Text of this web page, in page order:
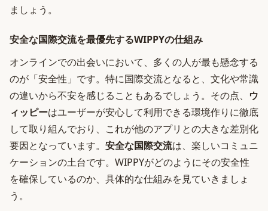
ましょう。
安全な国際交流を最優先するWIPPYの仕組み
オンラインでの出会いにおいて、多くの人が最も懸念する
のが「安全性」です。特に国際交流となると、文化や常識
の違いから不安を感じることもあるでしょう。その点、 ウ
ィッピーはユーザーが安心して利用できる環境作りに徹底
して取り組んでおり、これが他のアプリとの大きな差別化
要因となっています。 安全な国際交流は、楽しいコミュニ
ケーションの土台です。WIPPYがどのようにその安全性
を確保しているのか、具体的な仕組みを見ていきましょ
う。